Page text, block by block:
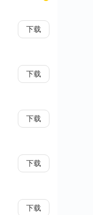
下载
下载
下载
下载
下载